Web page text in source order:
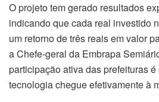
O projeto tem gerado resultados
indicando que cada real investido
um retorno de três reais em valor
a Chefe-geral da Embrapa
participação ativa das prefeituras
tecnologia chegue efetivamente à